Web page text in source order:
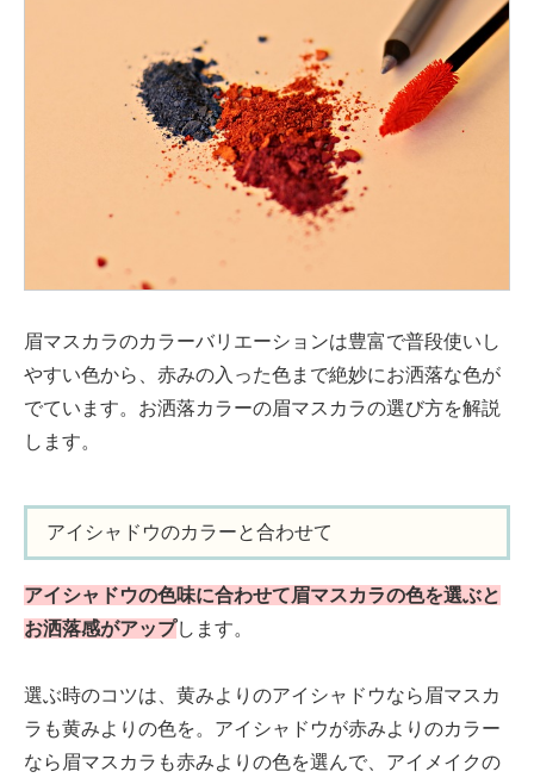
眉マスカラのカラーバリエーションは豊富で普段使いし
やすい色から、赤みの入った色まで絶妙にお洒落な色が
でています。お洒落カラーの眉マスカラの選び方を解説
します。
アイシャドウのカラーと合わせて
アイシャドウの色味に合わせて眉マスカラの色を選ぶと
お洒落感がアップします。
選ぶ時のコツは、黄みよりのアイシャドウなら眉マスカ
ラも黄みよりの色を。アイシャドウが赤みよりのカラー
なら眉マスカラも赤みよりの色を選んで、アイメイクの